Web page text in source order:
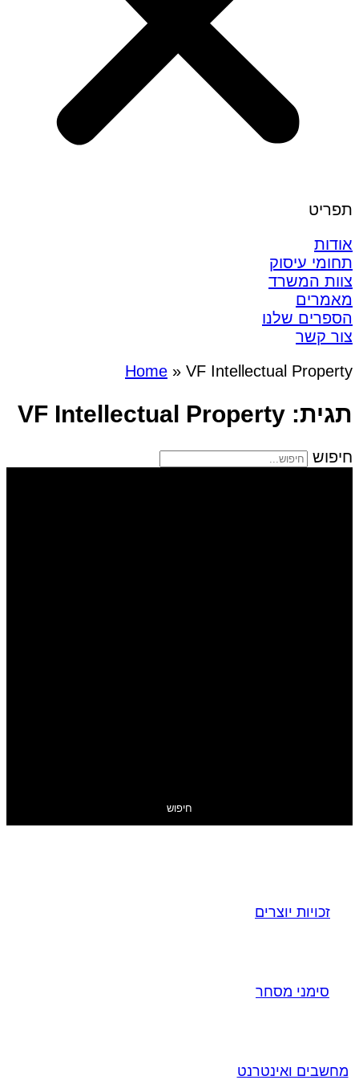
תפריט
אודות
תחומי עיסוק
צוות המשרד
מאמרים
הספרים שלנו
צור קשר
Home » VF Intellectual Property
תגית: VF Intellectual Property
חיפוש
חיפוש
זכויות יוצרים
סימני מסחר
מחשבים ואינטרנט